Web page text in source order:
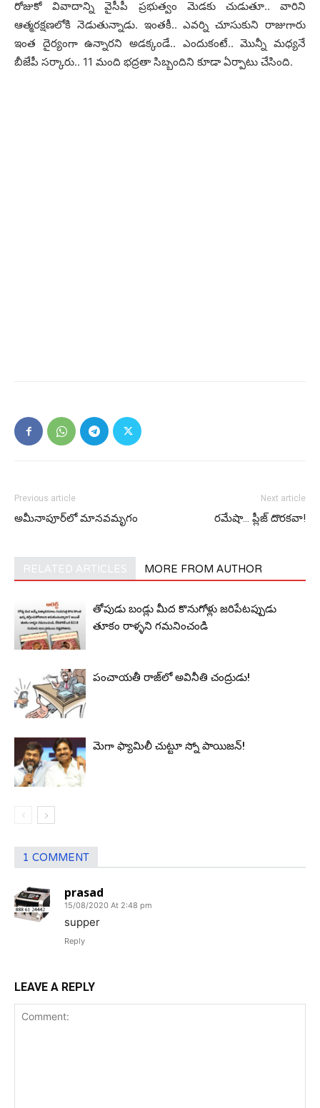
రోజుకో వివాదాన్ని వైసీపీ ప్ర‌భుత్వం మెడ‌కు చుడుతూ.. వారిని
ఆత్మ‌ర‌క్ష‌ణ‌లోకి నెడుతున్నాడు. ఇంత‌కీ.. ఎవ‌ర్ని చూసుకుని రాజుగారు
ఇంత దైర్యంగా ఉన్నార‌ని అడ‌క్కండే.. ఎందుకంటే.. మొన్నీ మ‌ధ్య‌నే
బీజేపీ స‌ర్కారు.. 11 మంది భ‌ద్ర‌తా సిబ్బందిని కూడా ఏర్పాటు చేసింది.
Previous article
అమీనాపూర్‌లో మాన‌వ‌మృగం
Next article
ర‌మేషా… ప్లీజ్ దొర‌క‌వా!
RELATED ARTICLES MORE FROM AUTHOR
తోపుడు బండ్లు మీద కొనుగోళ్లు జరిపేటప్పుడు
తూకం రాళ్ళని గమనించండి
పంచాయ‌తీ రాజ్‌లో అవినీతి చంద్రుడు!
మెగా ఫ్యామిలీ చుట్టూ స్నో పాయిజ‌న్‌!
1 COMMENT
prasad
15/08/2020 At 2:48 pm
supper
Reply
LEAVE A REPLY